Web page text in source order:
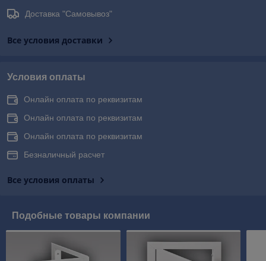
Доставка "Самовывоз"
Все условия доставки
Условия оплаты
Онлайн оплата по реквизитам
Онлайн оплата по реквизитам
Онлайн оплата по реквизитам
Безналичный расчет
Все условия оплаты
Подобные товары компании